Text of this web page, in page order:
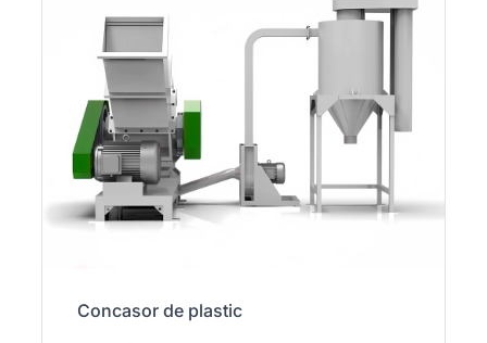
Concasor de plastic